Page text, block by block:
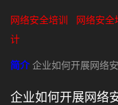
网络安全培训 网络安全
计
简介企业如何开展网络
企业如何开展网络